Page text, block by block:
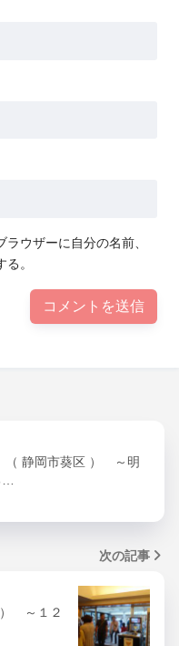
ウザーに自分の名前、
。
（ 静岡市葵区 ） ～明
次の記事
） ～１２